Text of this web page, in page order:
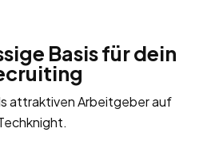
Basis für dein
attraktiven Arbeitgeber auf